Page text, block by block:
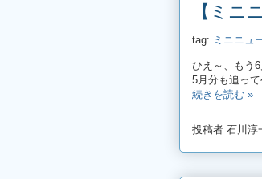
【ミニ
tag: ミニニュ
ひえ～、もう
5月分も追って
続きを読む »
投稿者 石川淳